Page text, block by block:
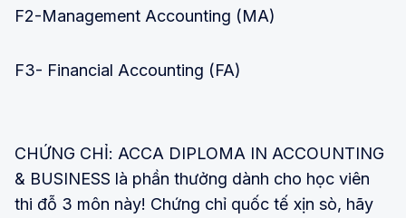
F2-Management Accounting (MA)
F3- Financial Accounting (FA)
CHỨNG CHỈ: ACCA DIPLOMA IN ACCOUNTING
& BUSINESS là phần thưởng dành cho học viên
thi đỗ 3 môn này! Chứng chỉ quốc tế xịn sò, hãy